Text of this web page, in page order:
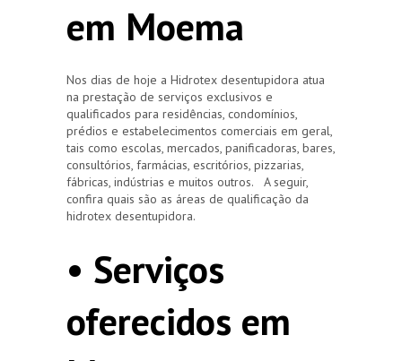
em Moema
Nos dias de hoje a Hidrotex desentupidora atua
na prestação de serviços exclusivos e
qualificados para residências, condomínios,
prédios e estabelecimentos comerciais em geral,
tais como escolas, mercados, panificadoras, bares,
consultórios, farmácias, escritórios, pizzarias,
fábricas, indústrias e muitos outros. A seguir,
confira quais são as áreas de qualificação da
hidrotex desentupidora.
• Serviços
oferecidos em